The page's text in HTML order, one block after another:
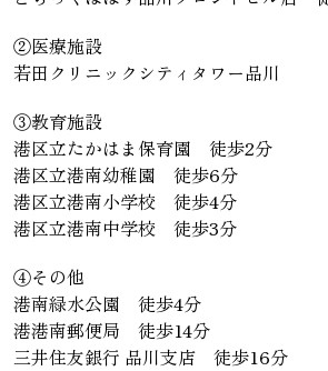
②医療施設
若田クリニックシティタワー品川
③教育施設
港区立たかはま保育園 徒歩2分
港区立港南幼稚園 徒歩6分
港区立港南小学校 徒歩4分
港区立港南中学校 徒歩3分
④その他
港南緑水公園 徒歩4分
港港南郵便局 徒歩14分
三井住友銀行 品川支店 徒歩16分